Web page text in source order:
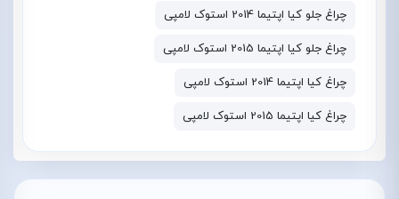
چراغ جلو کیا اپتیما 2014 استوک لامپی
چراغ جلو کیا اپتیما 2015 استوک لامپی
چراغ کیا اپتیما 2014 استوک لامپی
چراغ کیا اپتیما 2015 استوک لامپی